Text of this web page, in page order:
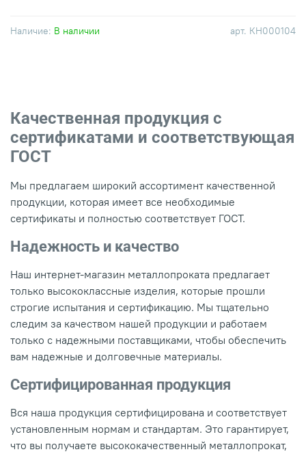
арт. КН000104
Наличие: В наличии
Качественная продукция с
сертификатами и соответствующая
ГОСТ
Мы предлагаем широкий ассортимент качественной
продукции, которая имеет все необходимые
сертификаты и полностью соответствует ГОСТ.
Надежность и качество
Наш интернет-магазин металлопроката предлагает
только высококлассные изделия, которые прошли
строгие испытания и сертификацию. Мы тщательно
следим за качеством нашей продукции и работаем
только с надежными поставщиками, чтобы обеспечить
вам надежные и долговечные материалы.
Сертифицированная продукция
Вся наша продукция сертифицирована и соответствует
установленным нормам и стандартам. Это гарантирует,
что вы получаете высококачественный металлопрокат,